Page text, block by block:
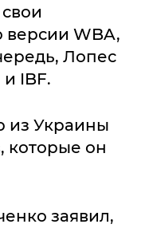
версии WBA,
Лопес
IBF.
из Украины
которые он
заявил,